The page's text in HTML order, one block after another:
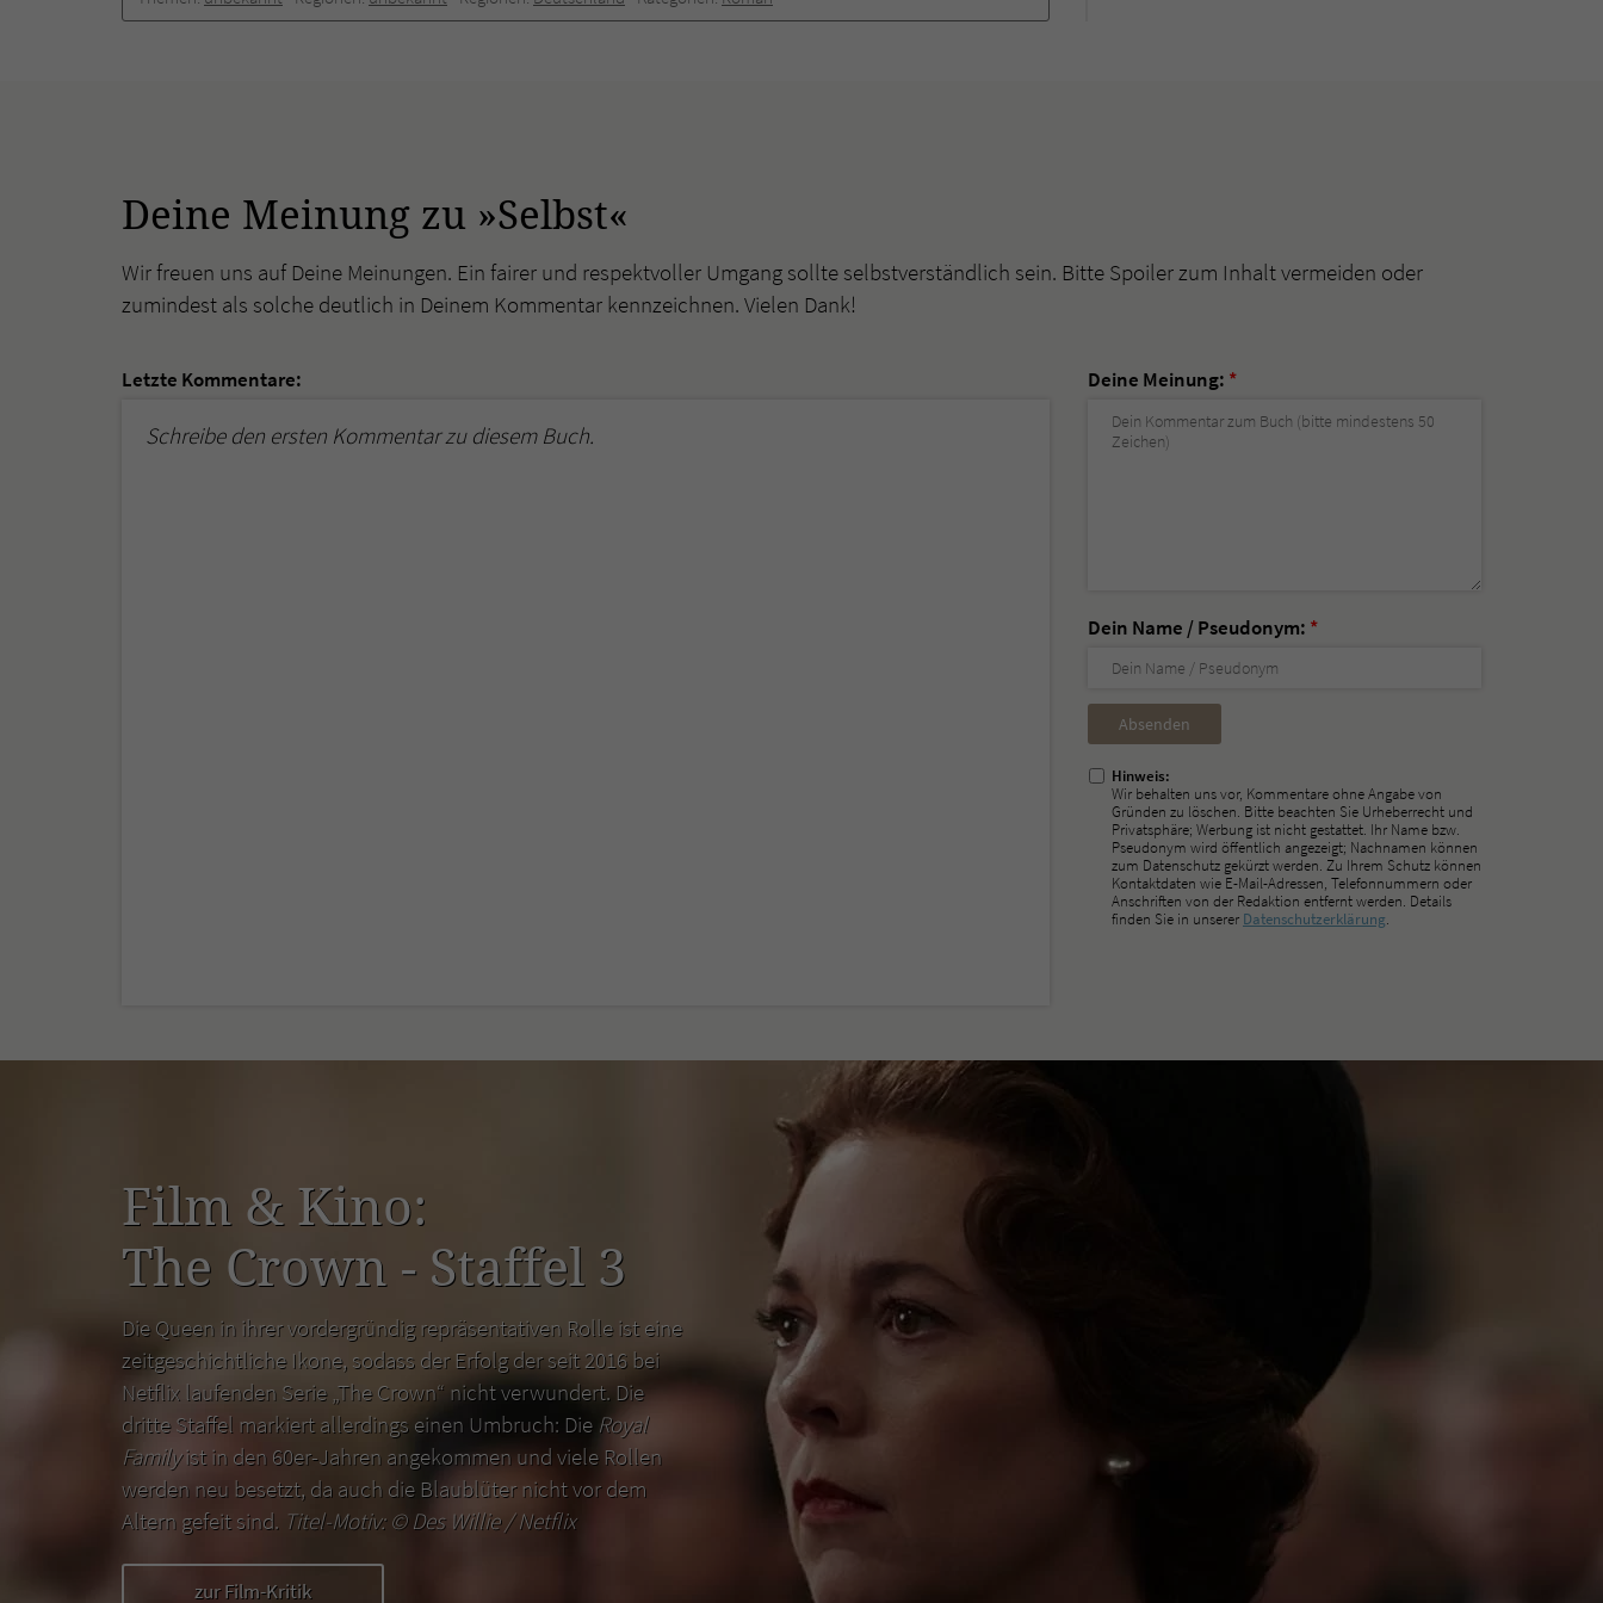
Deine Meinung zu »Selbst«
Wir freuen uns auf Deine Meinungen. Ein fairer und respektvoller Umgang sollte selbstverständlich sein. Bitte Spoiler zum Inhalt vermeiden oder
zumindest als solche deutlich in Deinem Kommentar kennzeichnen. Vielen Dank!
Letzte Kommentare:
Schreibe den ersten Kommentar zu diesem Buch.
Deine Meinung: *
Dein Name / Pseudonym: *
Nicht
ausfüllen!
Hinweis:
Wir behalten uns vor, Kommentare ohne Angabe von
Gründen zu löschen. Bitte beachten Sie Urheberrecht und
Privatsphäre; Werbung ist nicht gestattet. Ihr Name bzw.
Pseudonym wird öffentlich angezeigt; Nachnamen können
zum Datenschutz gekürzt werden. Zu Ihrem Schutz können
Kontaktdaten wie E-Mail-Adressen, Telefonnummern oder
Anschriften von der Redaktion entfernt werden. Details
finden Sie in unserer Datenschutzerklärung.
Film & Kino:
The Crown - Staffel 3
Die Queen in ihrer vordergründig repräsentativen Rolle ist eine
zeitgeschichtliche Ikone, sodass der Erfolg der seit 2016 bei
Netflix laufenden Serie „The Crown“ nicht verwundert. Die
dritte Staffel markiert allerdings einen Umbruch: Die Royal
Familyist in den 60er-Jahren angekommen und viele Rollen
werden neu besetzt, da auch die Blaublüter nicht vor dem
Altern gefeit sind. Titel-Motiv: ©Des Willie / Netflix
zur Film-Kritik
überprüfen.